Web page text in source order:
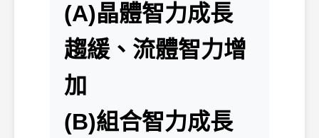
(A)晶體智力成長
趨緩、流體智力增
加
(B)組合智力成長